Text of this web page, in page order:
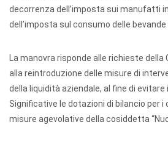
decorrenza dell’imposta sui manufatti
dell’imposta sul consumo delle
La manovra risponde alle richieste
alla reintroduzione delle misure di
della liquidità aziendale, al fine di
Significative le dotazioni di bilancio per
misure agevolative della cosiddetta